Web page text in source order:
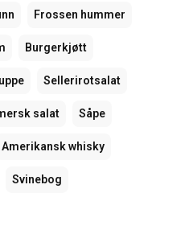
Frossen hummer
Burgerkjøtt
Sellerirotsalat
salat Såpe
Amerikansk whisky
Svinebog